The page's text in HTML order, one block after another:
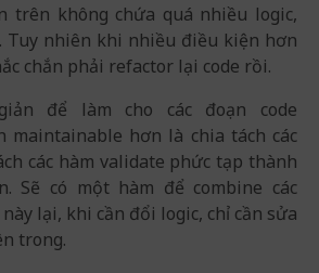
trên không chứa quá nhiều logic,
Tuy nhiên khi nhiều điều kiện hơn
chắn phải refactor lại code rồi.
để làm cho các đoạn code
maintainable hơn là chia tách các
các hàm validate phức tạp thành
Sẽ có một hàm để combine các
lại, khi cần đổi logic, chỉ cần sửa
trong.